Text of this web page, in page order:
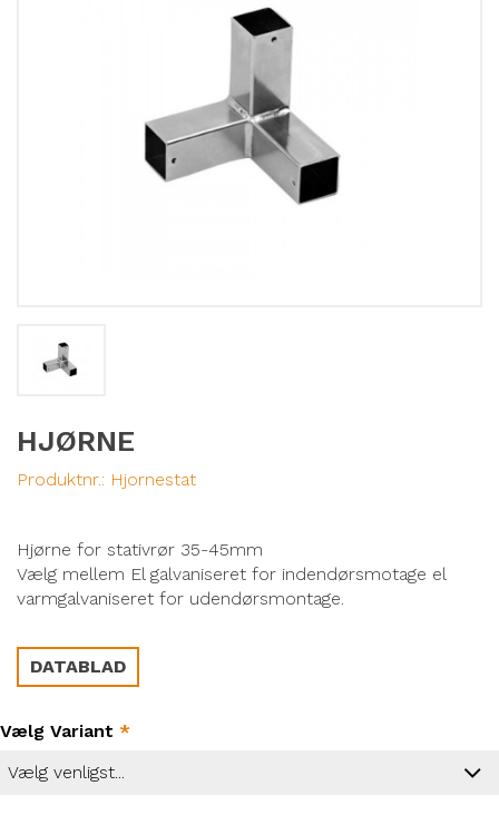
HJØRNE
Produktnr.: Hjornestat
Hjørne for stativrør 35-45mm
Vælg mellem El galvaniseret for indendørsmotage el
varmgalvaniseret for udendørsmontage.
DATABLAD
Vælg Variant *